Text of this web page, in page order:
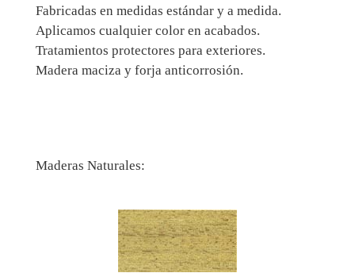
Fabricadas en medidas estándar y a medida.
Aplicamos cualquier color en acabados.
Tratamientos protectores para exteriores.
Madera maciza y forja anticorrosión.
Maderas Naturales: